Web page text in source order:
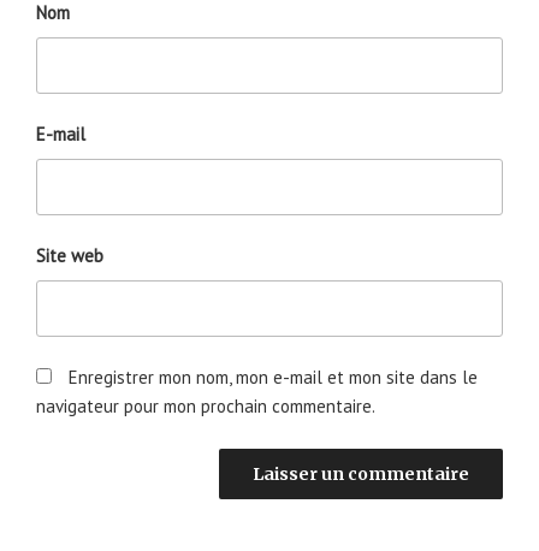
Nom
E-mail
Site web
Enregistrer mon nom, mon e-mail et mon site dans le
navigateur pour mon prochain commentaire.